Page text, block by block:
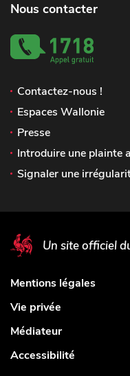
Nous contacter
Contactez-nous !
Espaces Wallonie
Presse
Introduire une plainte
Signaler une
Un site officiel
Mentions légales
Vie privée
Médiateur
Accessibilité